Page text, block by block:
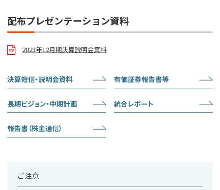
配布プレゼンテーション資料
2023年12月期決算説明会資料
決算短信・説明会資料 有価証券報告書等
長期ビジョン・中期計画 統合レポート
報告書（株主通信）
ご注意